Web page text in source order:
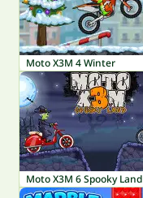
Moto X3M 4 Winter
Moto X3M 6 Spooky Land